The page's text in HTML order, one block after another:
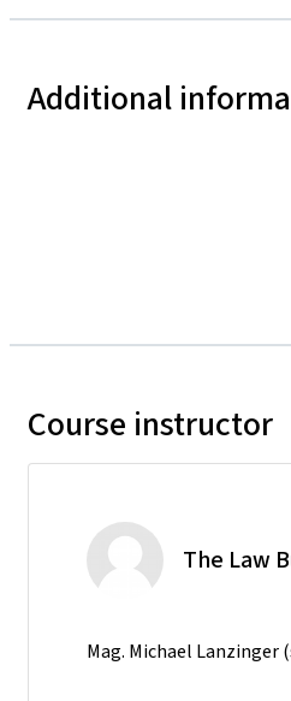
Additional
Course instructor
The Law
Mag. Michael Lanzinger